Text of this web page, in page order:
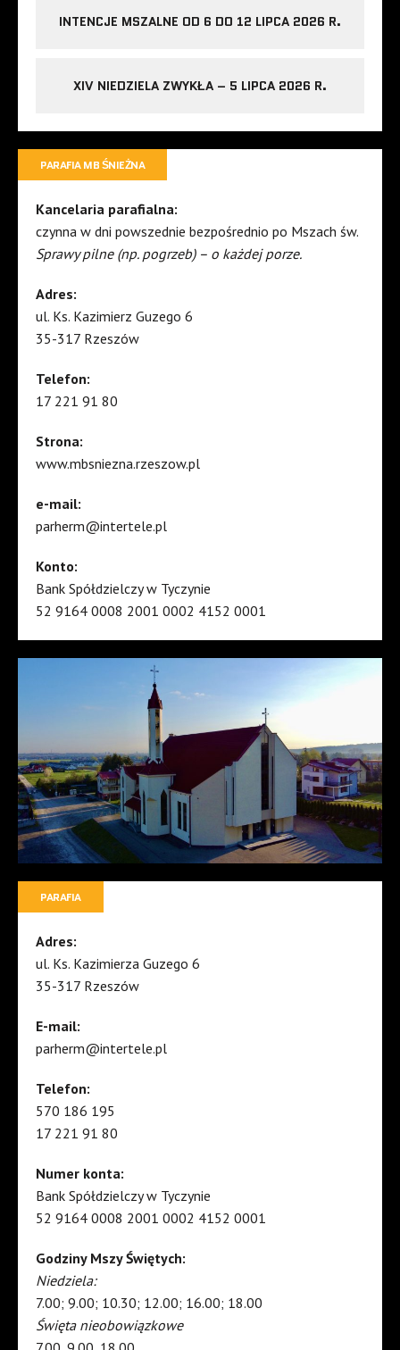
INTENCJE MSZALNE OD 6 DO 12 LIPCA 2026 R.
XIV NIEDZIELA ZWYKŁA – 5 LIPCA 2026 R.
PARAFIA MB ŚNIEŻNA
Kancelaria parafialna:
czynna w dni powszednie bezpośrednio po Mszach św.
Sprawy pilne (np. pogrzeb) – o każdej porze.
Adres:
ul. Ks. Kazimierz Guzego 6
35-317 Rzeszów
Telefon:
17 221 91 80
Strona:
www.mbsniezna.rzeszow.pl
e-mail:
parherm@intertele.pl
Konto:
Bank Spółdzielczy w Tyczynie
52 9164 0008 2001 0002 4152 0001
PARAFIA
Adres:
ul. Ks. Kazimierza Guzego 6
35-317 Rzeszów
E-mail:
parherm@intertele.pl
Telefon:
570 186 195
17 221 91 80
Numer konta:
Bank Spółdzielczy w Tyczynie
52 9164 0008 2001 0002 4152 0001
Godziny Mszy Świętych:
Niedziela:
7.00; 9.00; 10.30; 12.00; 16.00; 18.00
Święta nieobowiązkowe